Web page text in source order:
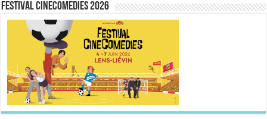
FESTIVAL CINECOMEDIES 2026